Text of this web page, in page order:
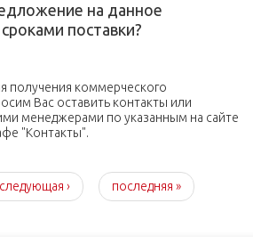
на данное
поставки?
получения коммерческого
Вас оставить контакты или
менеджерами по указанным на сайте
"Контакты".
следующая › последняя »